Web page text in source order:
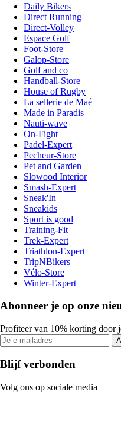
Daily Bikers
Direct Running
Direct-Volley
Espace Golf
Foot-Store
Galop-Store
Golf and co
Handball-Store
House of Rugby
La sellerie de Maé
Made in Paradis
Nauti-wave
On-Fight
Padel-Expert
Pecheur-Store
Pet and Garden
Slowood Interior
Smash-Expert
Sneak'In
Sneakids
Sport is good
Training-Fit
Trek-Expert
Triathlon-Expert
TripNBikers
Vélo-Store
Winter-Expert
Abonneer je op onze
Profiteer van 10% korting door
Blijf verbonden
Volg ons op sociale media